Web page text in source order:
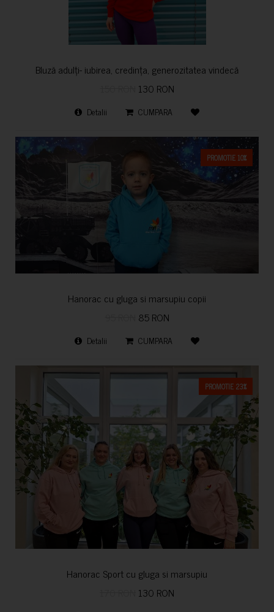
Bluză adulți- iubirea, credința, generozitatea vindecă
130 RON
Detalii CUMPARA
PROMOTIE 10%
Hanorac cu gluga si marsupiu copii
85 RON
Detalii CUMPARA
PROMOTIE 23%
Hanorac Sport cu gluga si marsupiu
130 RON